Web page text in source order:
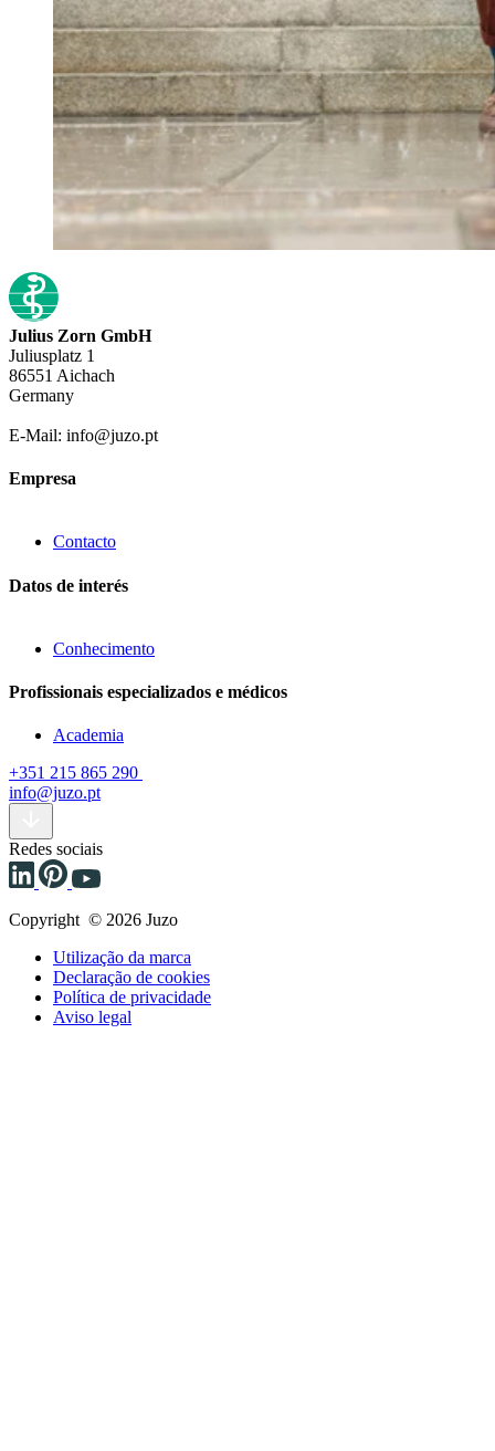
Julius Zorn GmbH
Juliusplatz 1
86551 Aichach
Germany
E-Mail: info@juzo.pt
Empresa
Contacto
Datos de interés
Conhecimento
Profissionais especializados e médicos
Academia
+351 215 865 290
info@juzo.pt
Redes sociais
Copyright © 2026 Juzo
Utilização da marca
Declaração de cookies
Política de privacidade
Aviso legal